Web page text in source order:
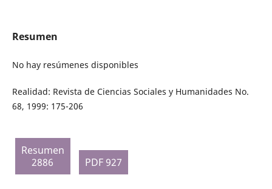
Resumen
No hay resúmenes disponibles
Realidad: Revista de Ciencias Sociales y Humanidades No.
68, 1999: 175-206
Resumen
2886
PDF 927